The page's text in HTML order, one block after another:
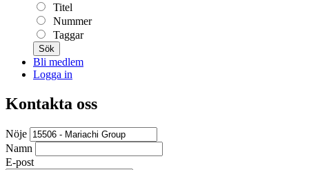
Titel
Nummer
Taggar
Sök
Bli medlem
Logga in
Kontakta oss
Nöje
Namn
E-post